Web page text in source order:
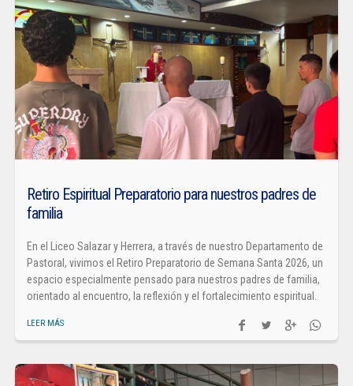
Retiro Espiritual Preparatorio para nuestros padres de
familia
En el Liceo Salazar y Herrera, a través de nuestro Departamento de
Pastoral, vivimos el Retiro Preparatorio de Semana Santa 2026, un
espacio especialmente pensado para nuestros padres de familia,
orientado al encuentro, la reflexión y el fortalecimiento espiritual.
LEER MÁS